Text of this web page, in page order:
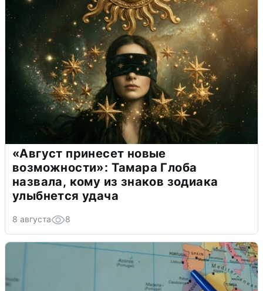
«Август принесет новые
возможности»: Тамара Глоба
назвала, кому из знаков зодиака
улыбнется удача
8 августа 8